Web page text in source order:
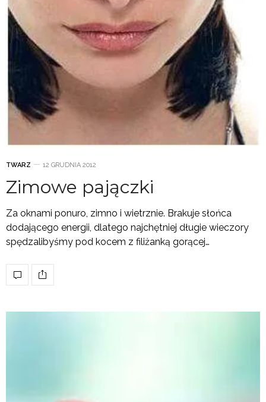
TWARZ 12 GRUDNIA 2012
Zimowe pajączki
Za oknami ponuro, zimno i wietrznie. Brakuje słońca
dodającego energii, dlatego najchętniej długie wieczory
spędzalibyśmy pod kocem z filiżanką gorącej…